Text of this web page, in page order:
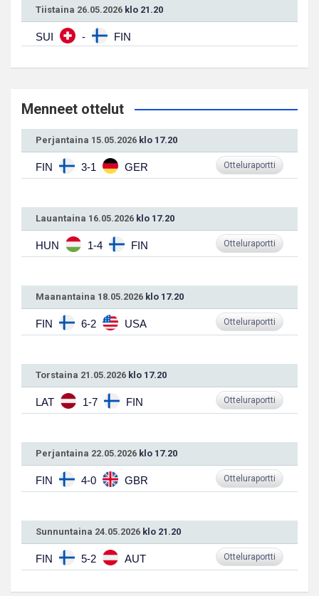
Tiistaina 26.05.2026 klo 21.20
SUI - FIN
Menneet ottelut
Perjantaina 15.05.2026 klo 17.20
FIN 3-1 GER Otteluraportti
Lauantaina 16.05.2026 klo 17.20
HUN 1-4 FIN Otteluraportti
Maanantaina 18.05.2026 klo 17.20
FIN 6-2 USA Otteluraportti
Torstaina 21.05.2026 klo 17.20
LAT 1-7 FIN Otteluraportti
Perjantaina 22.05.2026 klo 17.20
FIN 4-0 GBR Otteluraportti
Sunnuntaina 24.05.2026 klo 21.20
FIN 5-2 AUT Otteluraportti